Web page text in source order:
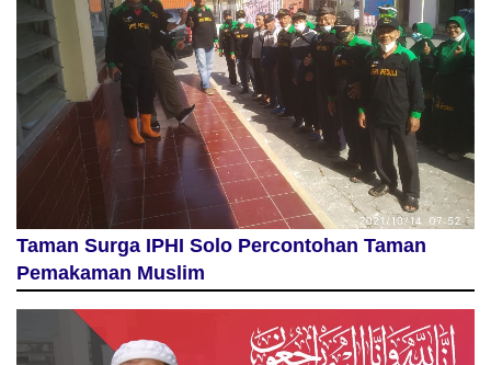
Taman Surga IPHI Solo Percontohan Taman
Pemakaman Muslim